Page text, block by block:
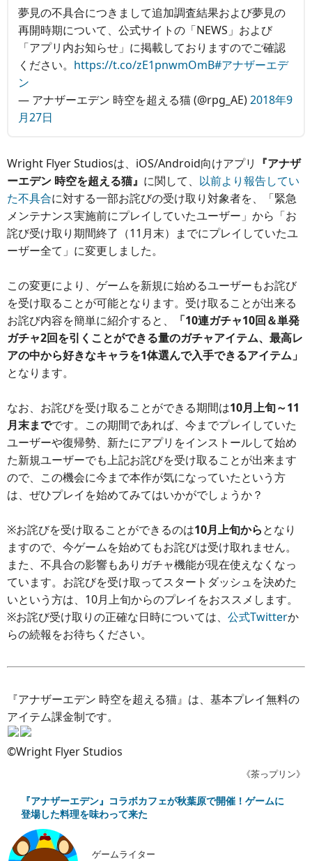
夢見の不具合につきまして追加調査結果および夢見の
再開時期について、公式サイトの「NEWS」および
「アプリ内お知らせ」に掲載しておりますのでご確認
ください。 https://t.co/zE1pnwmOmB#アナザーエデ
ン
— アナザーエデン 時空を超える猫 (@rpg_AE)2018年9
月27日
Wright Flyer Studiosは、iOS/Android向けアプリ 『アナザ
ーエデン 時空を超える猫』 に関して、 以前より報告してい
た不具合に対する一部お詫びの受け取り対象者を、「緊急
メンテナンス実施前にプレイしていたユーザー」から「お
詫び受け取り期間終了（11月末）までにプレイしていたユ
ーザー全て」に変更しました。
この変更により、ゲームを新規に始めるユーザーもお詫び
を受け取ることが可能となります。受け取ることが出来る
お詫び内容を簡単に紹介すると、
「10連ガチャ10回＆単発
ガチャ2回を引くことができる量のガチャアイテム、最高レ
アの中から好きなキャラを1体選んで入手できるアイテム」
となります。
なお、お詫びを受け取ることができる期間は10月上旬～11
月末までです。この期間であれば、今までプレイしていた
ユーザーや復帰勢、新たにアプリをインストールして始め
た新規ユーザーでも上記お詫びを受け取ることが出来ます
ので、この機会に今まで本作が気になっていたという方
は、ぜひプレイを始めてみてはいかがでしょうか？
※お詫びを受け取ることができるのは10月上旬からとなり
ますので、今ゲームを始めてもお詫びは受け取れません。
また、不具合の影響もありガチャ機能が現在使えなくなっ
ています。お詫びを受け取ってスタートダッシュを決めた
いという方は、10月上旬からのプレイをおススメします。
※お詫び受け取りの正確な日時については、 公式Twitterか
らの続報をお待ちください。
『アナザーエデン 時空を超える猫』は、基本プレイ無料の
アイテム課金制です。
©Wright Flyer Studios
《茶っプリン》
『アナザーエデン』コラボカフェが秋葉原で開催！ゲームに
登場した料理を味わって来た
ゲームライター